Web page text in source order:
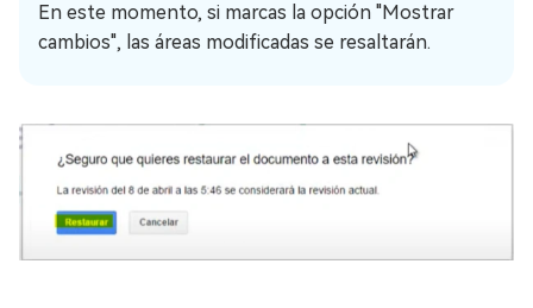
En este momento, si marcas la opción "Mostrar
cambios", las áreas modificadas se resaltarán.